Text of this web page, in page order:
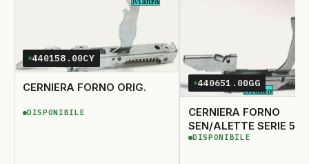
440158.00CY
CERNIERA FORNO ORIG.
DISPONIBILE
DISPONIBILE
440651.00GG
CERNIERA FORNO
SEN/ALETTE SERIE
DISPONIBILE
DISPONIBILE